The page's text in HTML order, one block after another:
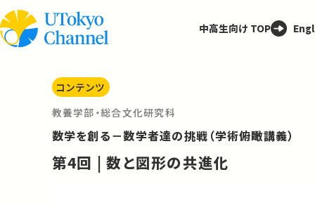
中高生向け TOP
コンテンツ
教養学部・総合文化研究科
数学を創る－数学者達の挑戦（学術俯瞰講義）
第4回 | 数と図形の共進化